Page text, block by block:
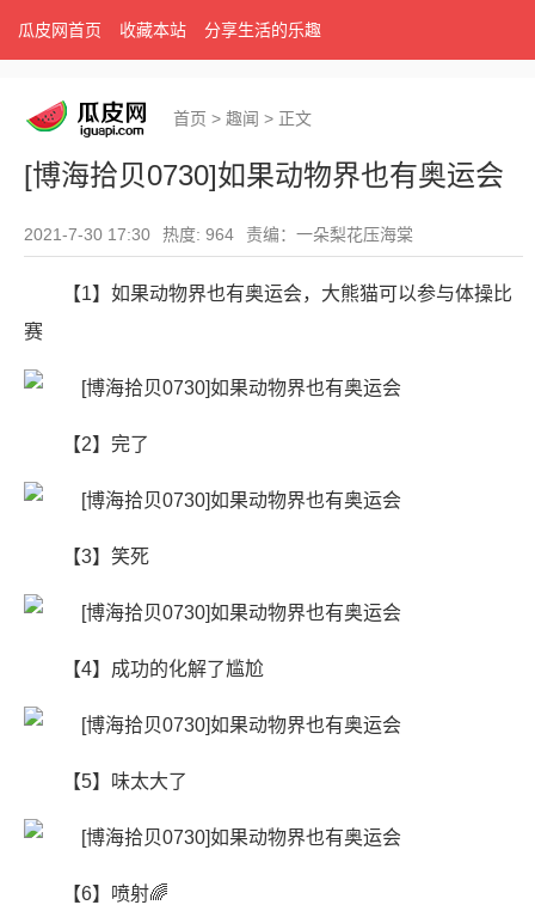
瓜皮网首页 收藏本站 分享生活的乐趣
首页 > 趣闻 > 正文
[博海拾贝0730]如果动物界也有奥运会
2021-7-30 17:30 热度: 964 责编：一朵梨花压海棠
【1】如果动物界也有奥运会，大熊猫可以参与体操比
赛
【2】完了
【3】笑死
【4】成功的化解了尴尬
【5】味太大了
【6】​喷射🌈